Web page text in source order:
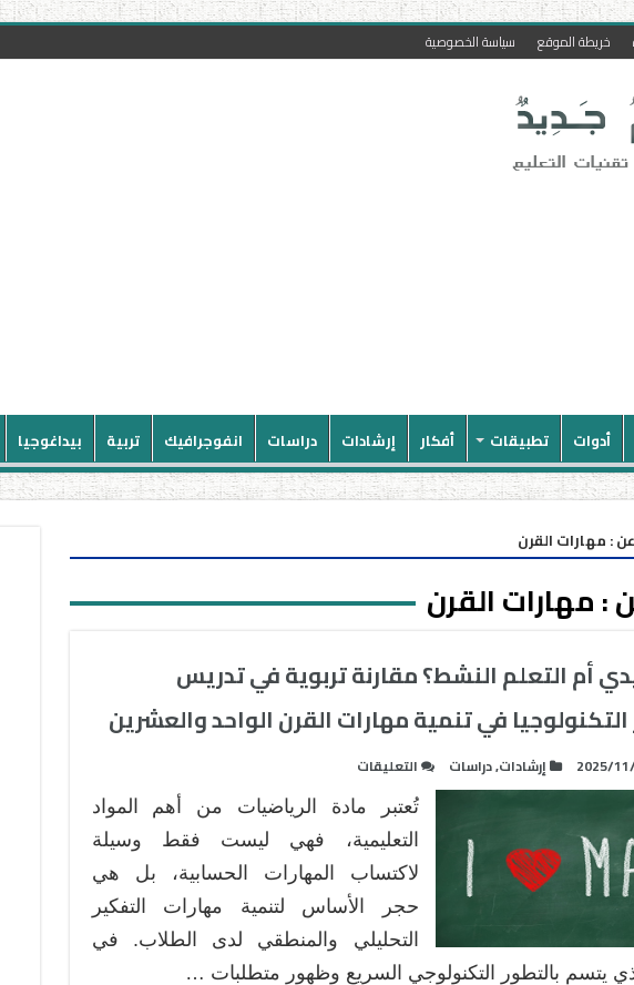
خريطة الموقع سياسة الخصوصية
أدوات تطبيقات أفكار إرشادات دراسات انفوجرافيك تربية بيداغوجيا
: مهارات القرن
:مهارات القرن
أم التعلم النشط؟ مقارنة تربوية في تدريس
التكنولوجيا في تنمية مهارات القرن الواحد والعشرين
2025/ إرشادات,دراسات التعليقات
التقليدي
أم
التعلم
النشط؟
مقارنة
تربوية
في
تُعتبر مادة الرياضيات من أهم المواد
التعليمية، فهي ليست فقط وسيلة
لاكتساب المهارات الحسابية، بل هي
حجر الأساس لتنمية مهارات التفكير
التحليلي والمنطقي لدى الطلاب. في
يتسم بالتطور التكنولوجي السريع وظهور متطلبات …